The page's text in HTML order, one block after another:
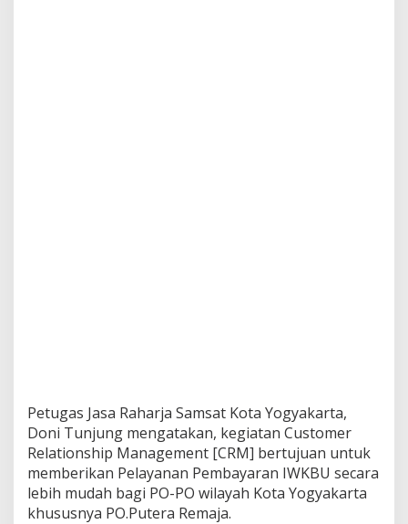
Petugas Jasa Raharja Samsat Kota Yogyakarta,
Doni Tunjung mengatakan, kegiatan Customer
Relationship Management [CRM] bertujuan untuk
memberikan Pelayanan Pembayaran IWKBU secara
lebih mudah bagi PO-PO wilayah Kota Yogyakarta
khususnya PO.Putera Remaja.